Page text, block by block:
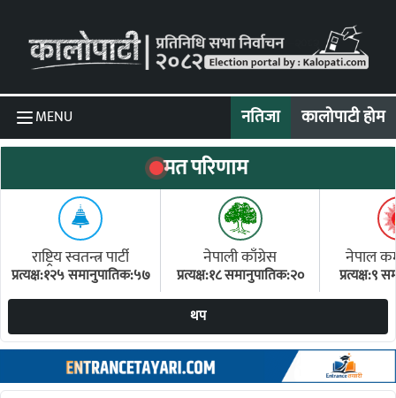
MENU नतिजा कालोपाटी होम
मत परिणाम
राष्ट्रिय स्वतन्त्र पार्टी
प्रत्यक्ष:१२५ समानुपातिक:५७
नेपाली काँग्रेस
प्रत्यक्ष:१८ समानुपातिक:२०
नेपाल
प्रत्यक्ष:९
थप